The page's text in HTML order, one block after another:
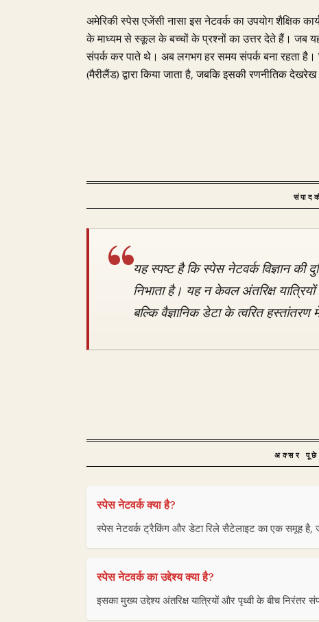
अमेरिकी स्पेस एजेंसी नासा इस नेटवर्क का उपयोग शैक्षिक
के माध्यम से स्कूल के बच्चों के प्रश्नों का उत्तर देते हैं। जब
संपर्क कर पाते थे। अब लगभग हर समय संपर्क बना रहता है।
(मैरीलैंड) द्वारा किया जाता है, जबकि इसकी रणनीतिक
यह स्पष्ट है कि स्पेस नेटवर्क विज्ञान की
निभाता है। यह न केवल अंतरिक्ष
बल्कि वैज्ञानिक डेटा के त्वरित
अक्सर पूछे
स्पेस नेटवर्क क्या है?
स्पेस नेटवर्क ट्रैकिंग और डेटा रिले सैटेलाइट का एक समूह है,
स्पेस नेटवर्क का उद्देश्य क्या है?
इसका मुख्य उद्देश्य अंतरिक्ष यात्रियों और पृथ्वी के बीच निरंतर